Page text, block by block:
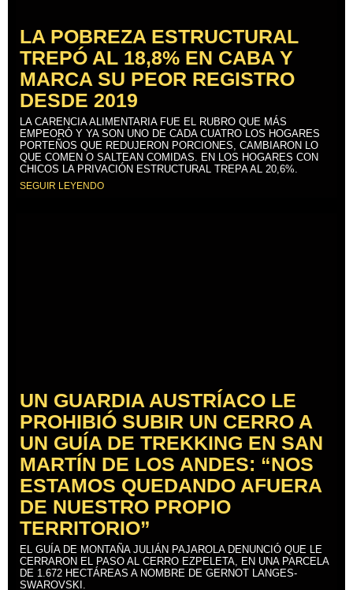
LA POBREZA ESTRUCTURAL
TREPÓ AL 18,8% EN CABA Y
MARCA SU PEOR REGISTRO
DESDE 2019
LA CARENCIA ALIMENTARIA FUE EL RUBRO QUE MÁS
EMPEORÓ Y YA SON UNO DE CADA CUATRO LOS HOGARES
PORTEÑOS QUE REDUJERON PORCIONES, CAMBIARON LO
QUE COMEN O SALTEAN COMIDAS. EN LOS HOGARES CON
CHICOS LA PRIVACIÓN ESTRUCTURAL TREPA AL 20,6%.
SEGUIR LEYENDO
UN GUARDIA AUSTRÍACO LE
PROHIBIÓ SUBIR UN CERRO A
UN GUÍA DE TREKKING EN SAN
MARTÍN DE LOS ANDES: “NOS
ESTAMOS QUEDANDO AFUERA
DE NUESTRO PROPIO
TERRITORIO”
EL GUÍA DE MONTAÑA JULIÁN PAJAROLA DENUNCIÓ QUE LE
CERRARON EL PASO AL CERRO EZPELETA, EN UNA PARCELA
DE 1.672 HECTÁREAS A NOMBRE DE GERNOT LANGES-
SWAROVSKI.